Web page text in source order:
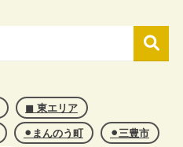
◼︎ 東エリア
⚫︎まんのう町 ⚫︎三豊市